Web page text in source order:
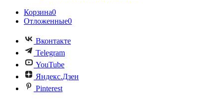
Корзина0
Отложенные0
Вконтакте
Telegram
YouTube
Яндекс.Дзен
Pinterest